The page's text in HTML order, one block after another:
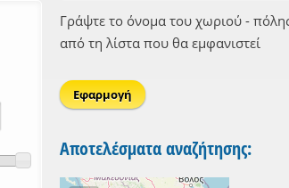
Γράψτε το όνομα του χωριού - πόλης
από τη λίστα που θα εμφανιστεί
Αποτελέσματα αναζήτησης: